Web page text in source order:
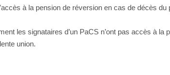
à la pension de réversion en cas de décès du
les signataires d’un PaCS n’ont pas accès à
union.